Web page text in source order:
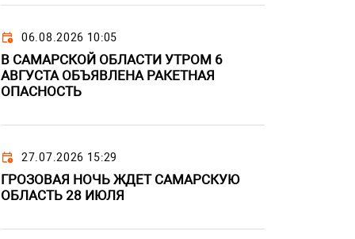
06.08.2026 10:05
В САМАРСКОЙ ОБЛАСТИ УТРОМ 6
АВГУСТА ОБЪЯВЛЕНА РАКЕТНАЯ
ОПАСНОСТЬ
27.07.2026 15:29
ГРОЗОВАЯ НОЧЬ ЖДЕТ САМАРСКУЮ
ОБЛАСТЬ 28 ИЮЛЯ